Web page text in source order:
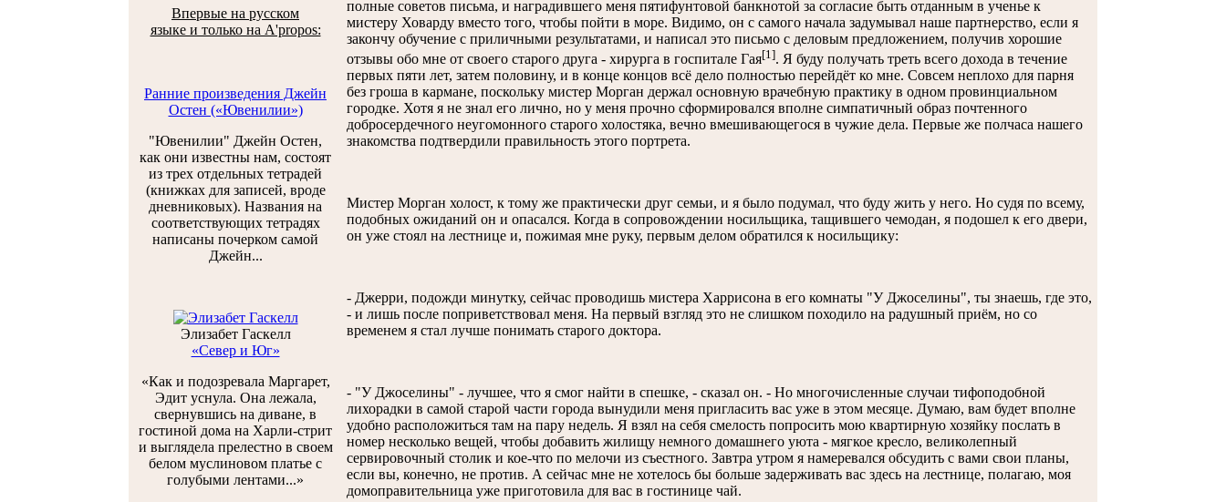
Впервые на русском
языке и только на A'propos:
Ранние произведения Джейн
Остен («Ювенилии»)
"Ювенилии" Джейн Остен,
как они известны нам, состоят
из трех отдельных тетрадей
(книжках для записей, вроде
дневниковых). Названия на
соответствующих тетрадях
написаны почерком самой
Джейн...
Элизабет Гаскелл
«Север и Юг»
«Как и подозревала Маргарет,
Эдит уснула. Она лежала,
свернувшись на диване, в
гостиной дома на Харли-стрит
и выглядела прелестно в своем
белом муслиновом платье с
голубыми лентами...»
полные советов письма, и наградившего меня пятифунтовой банкнотой за согласие быть отданным в ученье к
мистеру Ховарду вместо того, чтобы пойти в море. Видимо, он с самого начала задумывал наше партнерство, если я
закончу обучение с приличными результатами, и написал это письмо с деловым предложением, получив хорошие
отзывы обо мне от своего старого друга - хирурга в госпитале Гая[1]. Я буду получать треть всего дохода в течение
первых пяти лет, затем половину, и в конце концов всё дело полностью перейдёт ко мне. Совсем неплохо для парня
без гроша в кармане, поскольку мистер Морган держал основную врачебную практику в одном провинциальном
городке. Хотя я не знал его лично, но у меня прочно сформировался вполне симпатичный образ почтенного
добросердечного неугомонного старого холостяка, вечно вмешивающегося в чужие дела. Первые же полчаса нашего
знакомства подтвердили правильность этого портрета.
Мистер Морган холост, к тому же практически друг семьи, и я было подумал, что буду жить у него. Но судя по всему,
подобных ожиданий он и опасался. Когда в сопровождении носильщика, тащившего чемодан, я подошел к его двери,
он уже стоял на лестнице и, пожимая мне руку, первым делом обратился к носильщику:
- Джерри, подожди минутку, сейчас проводишь мистера Харрисона в его комнаты "У Джоселины", ты знаешь, где это,
- и лишь после поприветствовал меня. На первый взгляд это не слишком походило на радушный приём, но со
временем я стал лучше понимать старого доктора.
- "У Джоселины" - лучшее, что я смог найти в спешке, - сказал он. - Но многочисленные случаи тифоподобной
лихорадки в самой старой части города вынудили меня пригласить вас уже в этом месяце. Думаю, вам будет вполне
удобно расположиться там на пару недель. Я взял на себя смелость попросить мою квартирную хозяйку послать в
номер несколько вещей, чтобы добавить жилищу немного домашнего уюта - мягкое кресло, великолепный
сервировочный столик и кое-что по мелочи из съестного. Завтра утром я намеревался обсудить с вами свои планы,
если вы, конечно, не против. А сейчас мне не хотелось бы больше задерживать вас здесь на лестнице, полагаю, моя
домоправительница уже приготовила для вас в гостинице чай.